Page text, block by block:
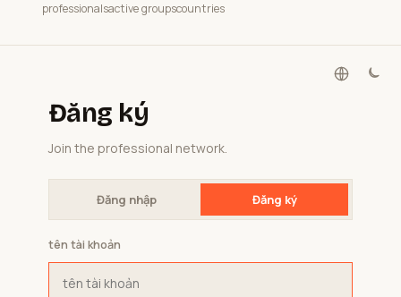
professionalsactive groupscountries
Đăng ký
Join the professional network.
Đăng nhập Đăng ký
tên tài khoản